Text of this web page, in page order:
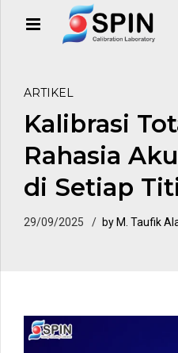
ARTIKEL
Kalibrasi
Rahasia
di Setiap
29/09/2025 by M. Taufik